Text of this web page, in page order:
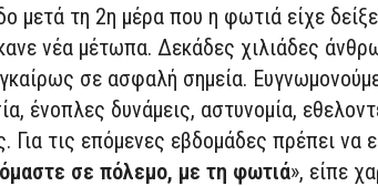
μετά τη 2η μέρα που η φωτιά είχε
νέα μέτωπα. Δεκάδες χιλιάδες
σε ασφαλή σημεία.
ένοπλες δυνάμεις, αστυνομία,
Για τις επόμενες εβδομάδες πρέπει να
σε πόλεμο, με τη φωτιά», είπε